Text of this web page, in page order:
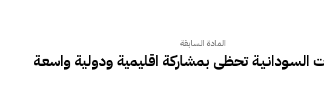
المادة السابقة
السـودانـيـة تحظى بمشاركة اقليمية ودولية واسعـة